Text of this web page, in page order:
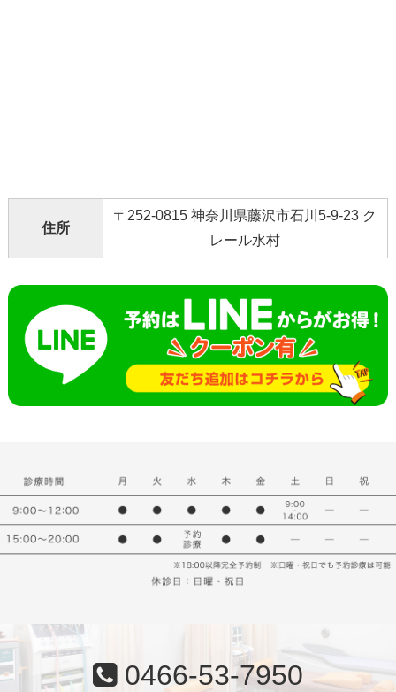
住所
〒252-0815 神奈川県藤沢市石川5-9-23 ク
レール水村
0466-53-7950